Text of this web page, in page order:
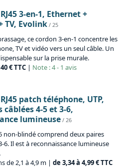
3-en-1, Ethernet +
TV, Evolink / 25
ce cordon 3-en-1 concentre les
TV et vidéo vers un seul câble. Un
sur la prise murale.
€ TTC | Note : 4 - 1 avis
patch téléphone, UTP,
câblées 4-5 et 3-6,
lumineuse / 26
non-blindé comprend deux paires
6. Il est à reconnaissance lumineuse
de 2,1 à 4,9 m | de 3,34 à 4,99 € TTC